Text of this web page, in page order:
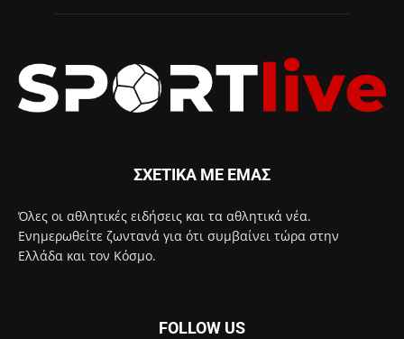
ΣΧΕΤΙΚΑ ΜΕ ΕΜΑΣ
Όλες οι αθλητικές ειδήσεις και τα αθλητικά νέα.
Ενημερωθείτε ζωντανά για ότι συμβαίνει τώρα στην
Ελλάδα και τον Κόσμο.
FOLLOW US